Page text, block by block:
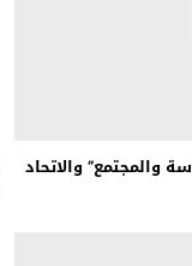
والمجتمع” والاتحاد